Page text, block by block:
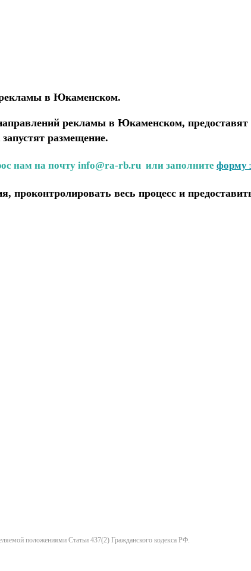
в Юкаменском.
рекламы в Юкаменском,
размещение.
нам на почту info@ra-rb.ru или заполните форму
весь процесс и
положениями Статьи 437(2) Гражданского кодекса РФ.